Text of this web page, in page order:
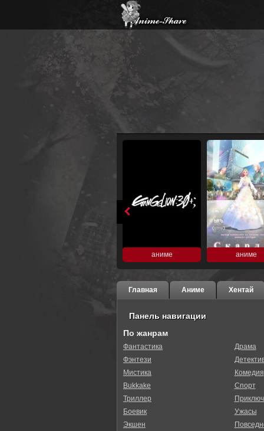
аниме аниме
Главная Аниме Хентай
Панель навигации
По жанрам
Фантастика
Фэнтези
Мистика
Bukkake
Триллер
Боевик
Экшен
Драма
Комедия
Спорт
Ужасы